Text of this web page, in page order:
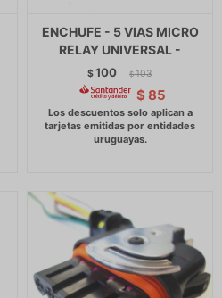
ENCHUFE - 5 VIAS MICRO
RELAY UNIVERSAL -
$100 $ 103
$ 85